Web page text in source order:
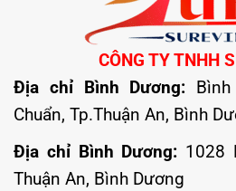
CÔNG TY TNHH
Địa chỉ Bình Dương:
Chuẩn, Tp.Thuận An, Bình
Địa chỉ Bình Dương: 1028
Thuận An, Bình Dương